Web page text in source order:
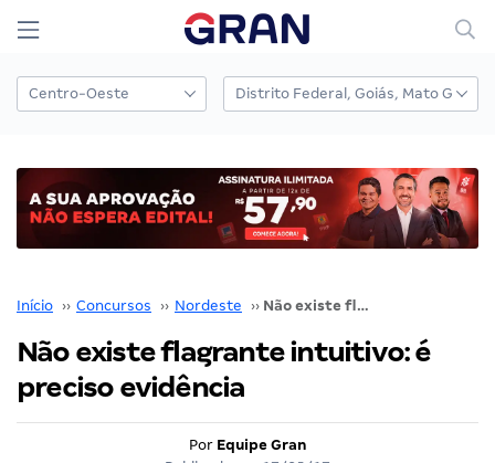
Início ›› Concursos ›› Nordeste ›› Não existe flagrante intuitivo: é preciso evidência
Não existe flagrante intuitivo: é
preciso evidência
Por Equipe Gran